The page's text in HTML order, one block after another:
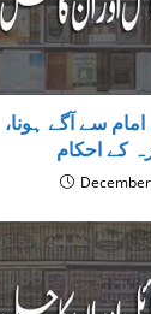
سے آگے ہونا،
کے احکام